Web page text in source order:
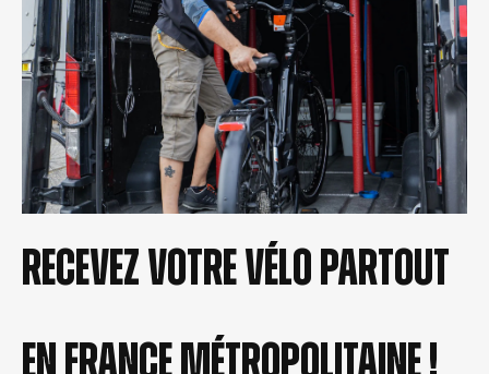
Recevez votre vélo partout
en france métropolitaine !